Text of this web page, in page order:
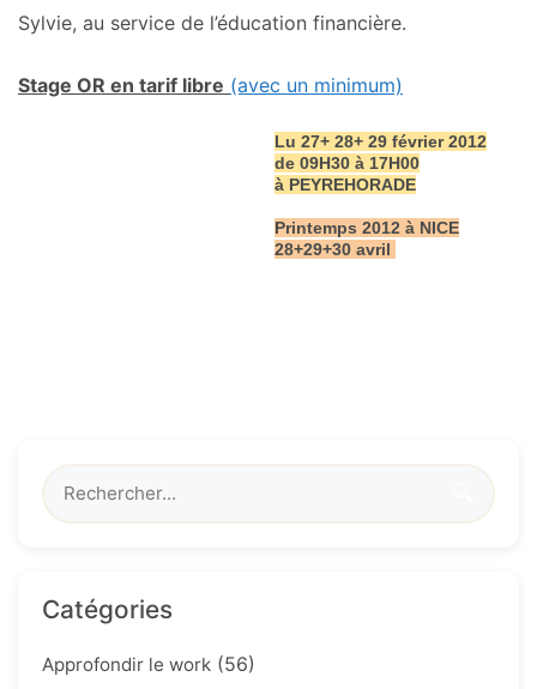
Sylvie, au service de l’éducation financière.
Stage OR en tarif libre (avec un minimum)
Lu 27+ 28+ 29 février 2012
de 09H30 à 17H00
à PEYREHORADE
Printemps 2012 à NICE
28+29+30 avril
Catégories
Approfondir le work (56)